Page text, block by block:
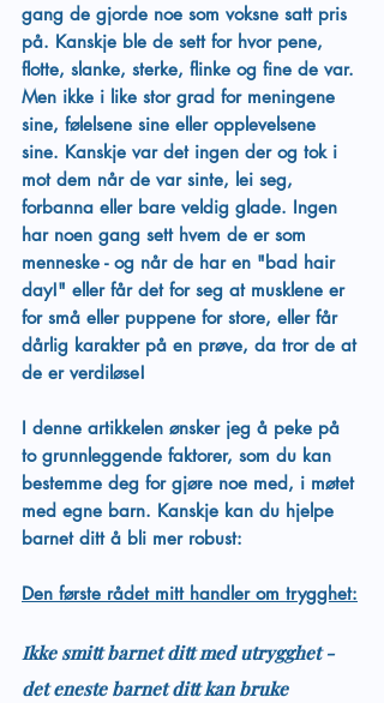
gang de gjorde noe som voksne satt pris
på. Kanskje ble de sett for hvor pene,
flotte, slanke, sterke, flinke og fine de var.
Men ikke i like stor grad for meningene
sine, følelsene sine eller opplevelsene
sine. Kanskje var det ingen der og tok i
mot dem når de var sinte, lei seg,
forbanna eller bare veldig glade. Ingen
har noen gang sett hvem de er som
menneske - og når de har en "bad hair
day!" eller får det for seg at musklene er
for små eller puppene for store, eller får
dårlig karakter på en prøve, da tror de at
de er verdiløse!
I denne artikkelen ønsker jeg å peke på
to grunnleggende faktorer, som du kan
bestemme deg for gjøre noe med, i møtet
med egne barn. Kanskje kan du hjelpe
barnet ditt å bli mer robust:
Den første rådet mitt handler om trygghet:
Ikke smitt barnet ditt med utrygghet -
det eneste barnet ditt kan bruke